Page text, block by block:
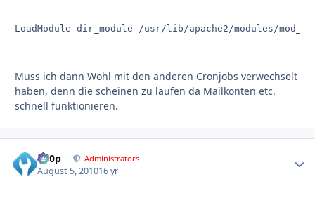
LoadModule dir_module /usr/lib/apache2/modules/
Muss ich dann Wohl mit den anderen Cronjobs verwechselt
haben, denn die scheinen zu laufen da Mailkonten etc.
schnell funktionieren.
d00p Administrators
August 5, 201016 yr